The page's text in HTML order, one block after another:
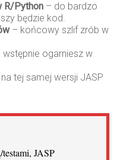
R/Python – do bardzo
będzie kod.
– końcowy szlif zrób w
wstępnie ogarniesz w
tej samej wersji JASP
JASP